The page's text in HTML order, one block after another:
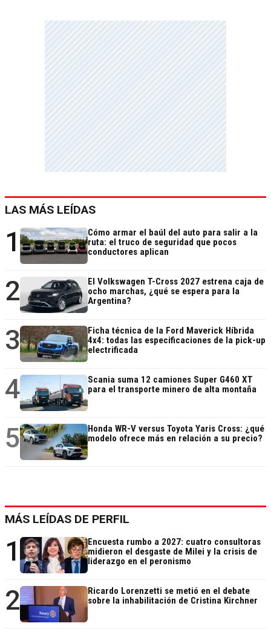
LAS MÁS LEÍDAS
1
Cómo armar el baúl del auto para salir a la
ruta: el truco de seguridad que pocos
conductores aplican
2
El Volkswagen T-Cross 2027 estrena caja de
ocho marchas, ¿qué se espera para la
Argentina?
3
Ficha técnica de la Ford Maverick Híbrida
4x4: todas las especificaciones de la pick-up
electrificada
4
Scania suma 12 camiones Super G460 XT
para el transporte minero de alta montaña
5
Honda WR-V versus Toyota Yaris Cross: ¿qué
modelo ofrece más en relación a su precio?
MÁS LEÍDAS DE PERFIL
1
Encuesta rumbo a 2027: cuatro consultoras
midieron el desgaste de Milei y la crisis de
liderazgo en el peronismo
2
Ricardo Lorenzetti se metió en el debate
sobre la inhabilitación de Cristina Kirchner